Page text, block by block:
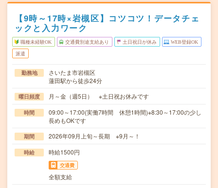
【9時～17時×岩槻区】コツコツ！データチェ
ックと入力ワーク
職種未経験OK 交通費別途支給あり 土日祝日が休み WEB登録OK
派遣
勤務地
さいたま市岩槻区
蓮田駅から徒歩24分
曜日頻度 月～金（週5日） ※土日祝お休みです
時間
09:00～17:00(実働7時間 休憩1時間)※8:30～17:00の少し
長めもOKです
期間 2026年09月上旬～長期 ※9月～！
時給 時給1500円
交通費
全額支給